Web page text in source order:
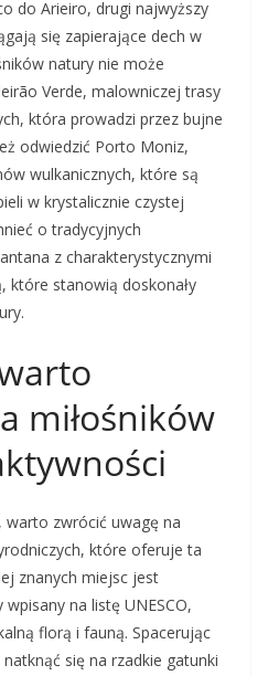
do Arieiro, drugi najwyższy
się zapierające dech w
natury nie może
Verde, malowniczej trasy
która prowadzi przez bujne
odwiedzić Porto Moniz,
wulkanicznych, które są
w krystalicznie czystej
o tradycyjnych
z charakterystycznymi
które stanowią doskonały
miłośników
warto zwrócić uwagę na
które oferuje ta
znanych miejsc jest
na listę UNESCO,
florą i fauną. Spacerując
się na rzadkie gatunki